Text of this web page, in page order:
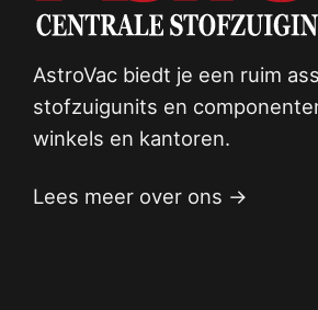
AstroVac biedt je een ruim
stofzuigunits en
winkels en kantoren.
Lees meer over ons →